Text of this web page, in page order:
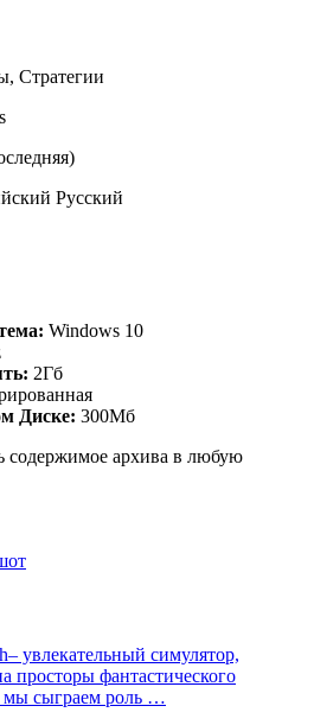
Стратегии
Русский
Windows 10
2Гб
Диске: 300Мб
содержимое архива в любую
увлекательный симулятор,
просторы фантастического
мы сыграем роль …